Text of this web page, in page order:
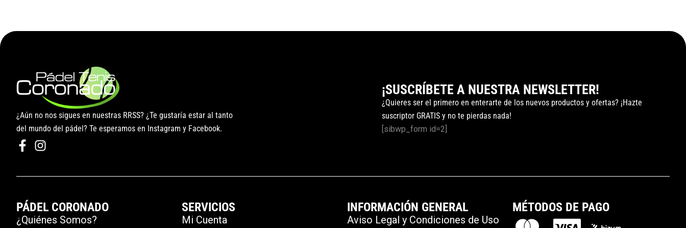
¿Aún no nos sigues en nuestras RRSS? ¿Te gustaría estar al tanto
del mundo del pádel? Te esperamos en Instagram y Facebook.
¡SUSCRÍBETE A NUESTRA NEWSLETTER!
¿Quieres ser el primero en enterarte de los nuevos productos y ofertas? ¡Hazte
suscriptor GRATIS y no te pierdas nada!
[sibwp_form id=2]
PÁDEL CORONADO
¿Quiénes Somos?
SERVICIOS
Mi Cuenta
INFORMACIÓN GENERAL
Aviso Legal y Condiciones de Uso
MÉTODOS DE PAGO